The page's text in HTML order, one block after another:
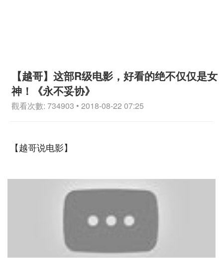
【越哥】这部R级电影，好看的绝不仅仅是女
神！《永不妥协》
觀看次數: 734903 • 2018-08-22 07:25
【越哥说电影】